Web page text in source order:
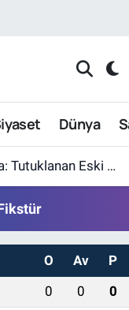
Dünya
Burkay Karatepe Yer Gösterdi
O Av
P
0 0
0